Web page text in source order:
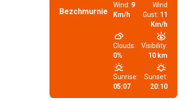
Bezchmurnie
Wind: 9
Km/h
Wind
Gust: 11
Km/h
Clouds:
0%
Visibility:
10 km
Sunrise:
05:07
Sunset:
20:10